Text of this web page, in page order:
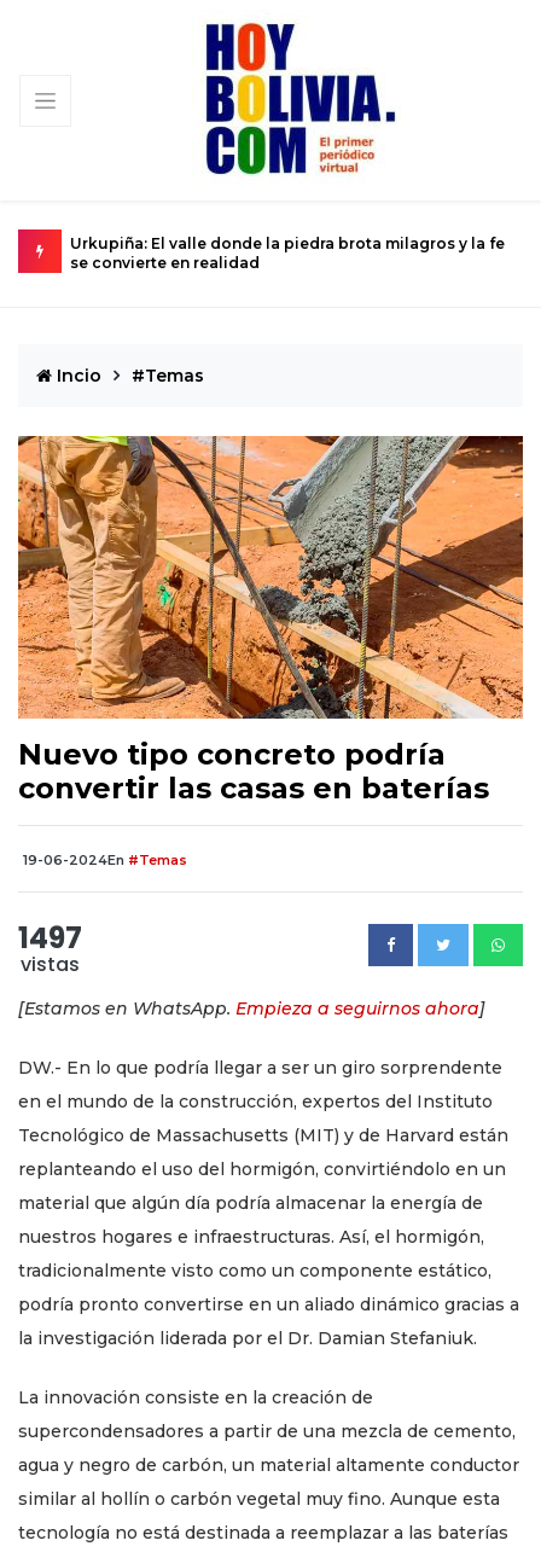
y la fe
La ciencia se prepara para el histórico sobrevuelo del
Dios del Caos que rozará la Tierra
Incio #Temas
Nuevo tipo concreto podría
convertir las casas en baterías
19-06-2024En #Temas
1497
vistas
[Estamos en WhatsApp. Empieza a seguirnos ahora]
DW.- En lo que podría llegar a ser un giro sorprendente
en el mundo de la construcción, expertos del Instituto
Tecnológico de Massachusetts (MIT) y de Harvard están
replanteando el uso del hormigón, convirtiéndolo en un
material que algún día podría almacenar la energía de
nuestros hogares e infraestructuras. Así, el hormigón,
tradicionalmente visto como un componente estático,
podría pronto convertirse en un aliado dinámico gracias a
la investigación liderada por el Dr. Damian Stefaniuk.
La innovación consiste en la creación de
supercondensadores a partir de una mezcla de cemento,
agua y negro de carbón, un material altamente conductor
similar al hollín o carbón vegetal muy fino. Aunque esta
tecnología no está destinada a reemplazar a las baterías